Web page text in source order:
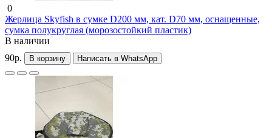
0
Жерлица Skyfish в сумке D200 мм, кат. D70 мм, оснащенные,
сумка полукруглая (морозостойкий пластик)
В наличии
90р.
В корзину Написать в WhatsApp